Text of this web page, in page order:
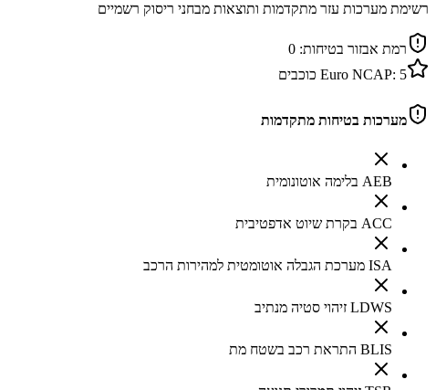
רשימת מערכות עזר מתקדמות ותוצאות מבחני ריסוק רשמיים
רמת אבזור בטיחות: 0
Euro NCAP: 5 כוכבים
מערכות בטיחות מתקדמות
AEB בלימה אוטונומית
ACC בקרת שיוט אדפטיבית
ISA מערכת הגבלה אוטומטית למהירות הרכב
LDWS זיהוי סטיה מנתיב
BLIS התראת רכב בשטח מת